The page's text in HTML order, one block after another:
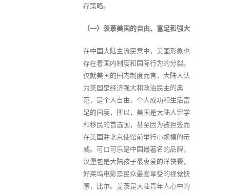
存策略。
（一）羡慕美国的自由、富足和强大
在中国大陆主流民意中，美国形象也
存在着国内制度和国际行为的分裂。
仅就美国的国内制度而言，大陆人认
为美国是经济强大和政治民主的典
范，是个人自由、个人成功和生活富
足的国度，所以，美国是大陆人留学
和移民的首选国，甚至因为被拒签而
在美国驻北京使馆前举行小规模的示
威。可口可乐是中国最著名的品牌，
汉堡包是大陆孩子最衷爱的洋快餐，
好莱坞电影是民众最爱享受的视觉快
感，比尔。盖茨是大陆青年人心中的